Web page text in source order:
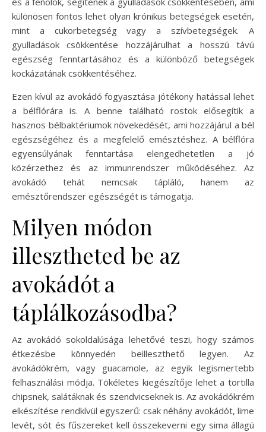
különösen fontos lehet olyan krónikus betegségek esetén,
mint a cukorbetegség vagy a szívbetegségek. A
gyulladások csökkentése hozzájárulhat a hosszú távú
egészség fenntartásához és a különböző betegségek
kockázatának csökkentéséhez.
Ezen kívül az avokádó fogyasztása jótékony hatással lehet
a bélflórára is. A benne található rostok elősegítik a
hasznos bélbaktériumok növekedését, ami hozzájárul a bél
egészségéhez és a megfelelő emésztéshez. A bélflóra
egyensúlyának fenntartása elengedhetetlen a jó
közérzethez és az immunrendszer működéséhez. Az
avokádó tehát nemcsak tápláló, hanem az
emésztőrendszer egészségét is támogatja.
Milyen módon
illesztheted be az
avokádót a
táplálkozásodba?
Az avokádó sokoldalúsága lehetővé teszi, hogy számos
étkezésbe könnyedén beilleszthető legyen. Az
avokádókrém, vagy guacamole, az egyik legismertebb
felhasználási módja. Tökéletes kiegészítője lehet a tortilla
chipsnek, salátáknak és szendvicseknek is. Az avokádókrém
elkészítése rendkívül egyszerű: csak néhány avokádót, lime
levét, sót és fűszereket kell összekeverni egy sima állagú